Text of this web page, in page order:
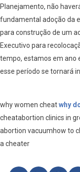
Planejamento, não
fundamental adoção da
para construção de um
Executivo para
tempo, estamos em ano
esse período se tornará
why women cheatwhy
cheatabortion clinics in
abortion vacuumhow to
a cheater